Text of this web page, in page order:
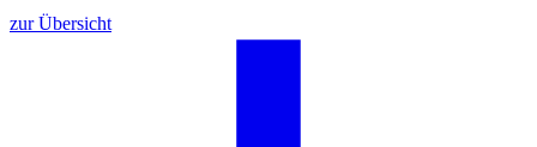
zur Übersicht